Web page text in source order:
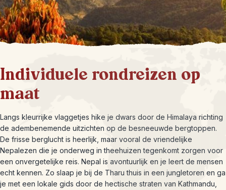
Individuele rondreizen op
maat
Langs kleurrijke vlaggetjes hike je dwars door de Himalaya richting
de adembenemende uitzichten op de besneeuwde bergtoppen.
De frisse berglucht is heerlijk, maar vooral de vriendelijke
Nepalezen die je onderweg in theehuizen tegenkomt zorgen voor
een onvergetelijke reis. Nepal is avontuurlijk en je leert de mensen
echt kennen. Zo slaap je bij de Tharu thuis in een jungletoren en ga
je met een lokale gids door de hectische straten van Kathmandu,